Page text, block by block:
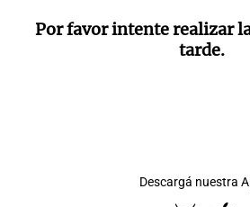
Por favor intente realizar
tarde.
Descargá nuestra